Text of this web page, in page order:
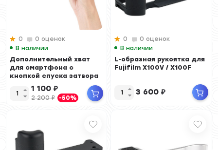
0
0 оценок
В наличии
Дополнительный хват
для смартфона с
кнопкой спуска затвора
1 100 ₽
2 200₽ -50%
0
0 оценок
В наличии
L-образная рукоятка для
Fujifilm X100V / X100F
3 600 ₽